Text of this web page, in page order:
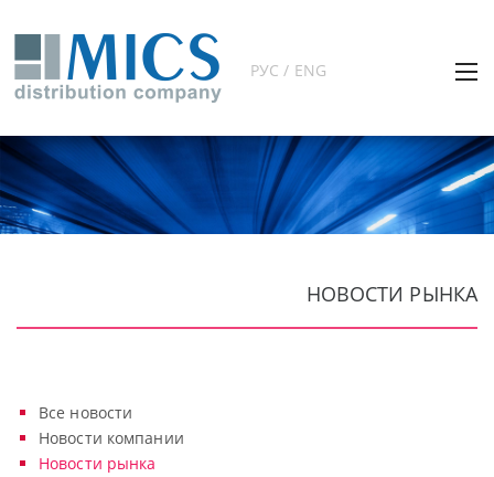
РУС / ENG
НОВОСТИ РЫНКА
Все новости
Новости компании
Новости рынка